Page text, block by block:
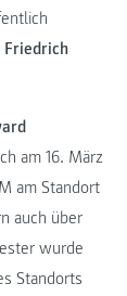
Friedrich
am 16. März
am Standort
auch über
wurde
Standorts